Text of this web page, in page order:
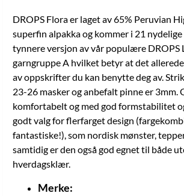
DROPS Flora er laget av 65% Peruvian
superfin alpakka og kommer i 21 nydelige
tynnere versjon av vår populære DROPS
garngruppe A hvilket betyr at det
av oppskrifter du kan benytte deg av.
23-26 masker og anbefalt pinne er 3mm.
komfortabelt og med god formstabilitet
godt valg for flerfarget design
fantastiske!), som nordisk mønster,
samtidig er den også god egnet til både
hverdagsklær.
Merke: